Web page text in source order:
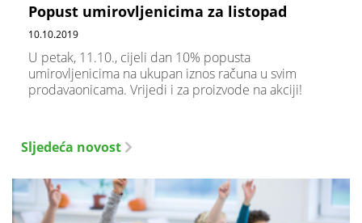
Popust umirovljenicima za listopad
10.10.2019
U petak, 11.10., cijeli dan 10% popusta
umirovljenicima na ukupan iznos računa u svim
prodavaonicama. Vrijedi i za proizvode na akciji!
Sljedeća novost